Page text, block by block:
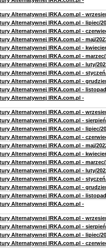
Alternatywnej IRKA.com.pl -
Alternatywnej IRKA.com.pl - lipiec/
Alternatywnej IRKA.com.pl -
Alternatywnej IRKA.com.pl - maj/
Alternatywnej IRKA.com.pl -
Alternatywnej IRKA.com.pl - marzec/
Alternatywnej IRKA.com.pl - luty/
Alternatywnej IRKA.com.pl -
Alternatywnej IRKA.com.pl -
Alternatywnej IRKA.com.pl -
Alternatywnej IRKA.com.pl -
Alternatywnej IRKA.com.pl -
Alternatywnej IRKA.com.pl -
Alternatywnej IRKA.com.pl - lipiec/
Alternatywnej IRKA.com.pl -
Alternatywnej IRKA.com.pl - maj/
Alternatywnej IRKA.com.pl -
Alternatywnej IRKA.com.pl - marzec/
Alternatywnej IRKA.com.pl - luty/
Alternatywnej IRKA.com.pl -
Alternatywnej IRKA.com.pl -
Alternatywnej IRKA.com.pl -
Alternatywnej IRKA.com.pl -
Alternatywnej IRKA.com.pl -
Alternatywnej IRKA.com.pl -
Alternatywnej IRKA.com.pl - lipiec/
Alternatywnej IRKA.com.pl -